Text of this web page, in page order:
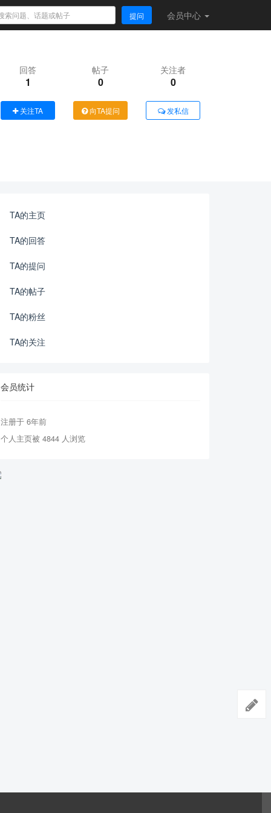
提问 会员中心
回答
1
帖子
0
关注者
0
关注TA 向TA提问 发私信
TA的主页
TA的回答
TA的提问
TA的帖子
TA的粉丝
TA的关注
会员统计
注册于 6年前
个人主页被 4844 人浏览